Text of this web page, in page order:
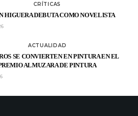
CRÍTICAS
HIGUERA DEBUTA COMO NOVELISTA
ACTUALIDAD
SE CONVIERTEN EN PINTURA EN EL
ALMUZARA DE PINTURA